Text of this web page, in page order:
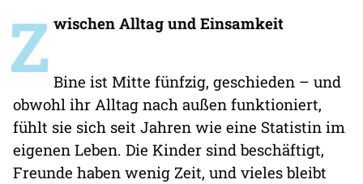
Z wischen Alltag und Einsamkeit
Bine ist Mitte fünfzig, geschieden – und
obwohl ihr Alltag nach außen funktioniert,
fühlt sie sich seit Jahren wie eine Statistin im
eigenen Leben. Die Kinder sind beschäftigt,
Freunde haben wenig Zeit, und vieles bleibt